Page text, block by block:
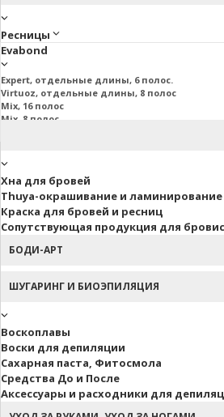
Ресницы
Evabond
Expert, отдельные длины, 6 полос.
Virtuoz, отдельные длины, 8 полос
Mix, 16 полос
Mix, 8 полос
Хна для бровей
Thuya-окрашивание и
Краска для бровей и ресниц
Сопутствующая продукция для
БОДИ-АРТ
ШУГАРИНГ И БИОЭПИЛЯЦИЯ
Воскоплавы
Воски для депиляции
Сахарная паста, Фитосмола
Средства До и После
Аксессуары и расходники для